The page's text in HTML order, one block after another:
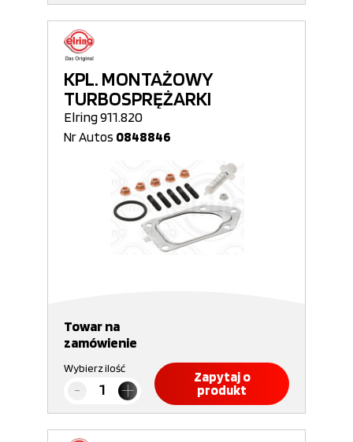
KPL. MONTAŻOWY
TURBOSPRĘŻARKI
Elring 911.820
Nr Autos 0848846
Towar na
zamówienie
Wybierz ilość
Zapytaj o
produkt